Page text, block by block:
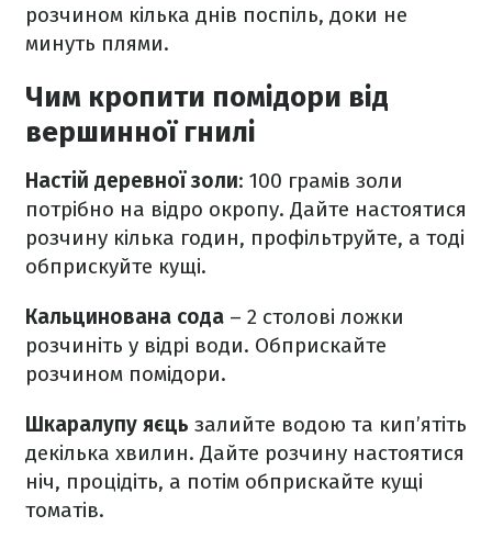
розчином кілька днів поспіль, доки не
минуть плями.
Чим кропити помідори від
вершинної гнилі
Настій деревної золи: 100 грамів золи
потрібно на відро окропу. Дайте настоятися
розчину кілька годин, профільтруйте, а тоді
обприскуйте кущі.
Кальцинована сода – 2 столові ложки
розчиніть у відрі води. Обприскайте
розчином помідори.
Шкаралупу яєць залийте водою та кип’ятіть
декілька хвилин. Дайте розчину настоятися
ніч, процідіть, а потім обприскайте кущі
томатів.